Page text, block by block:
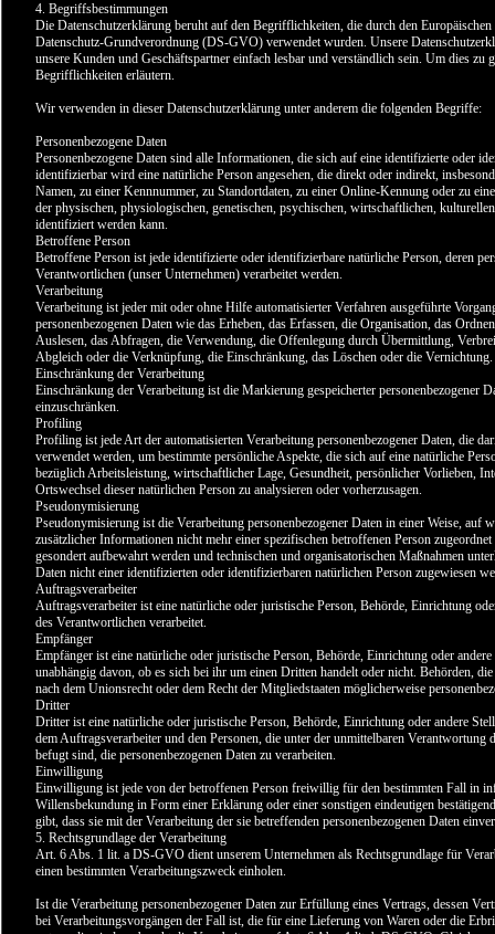
4. Begriffsbestimmungen
Die Datenschutzerklärung beruht auf den Begrifflichkeiten, die durch den
Datenschutz-Grundverordnung (DS-GVO) verwendet wurden. Unsere
unsere Kunden und Geschäftspartner einfach lesbar und verständlich sein. Um dies zu
Begrifflichkeiten erläutern.
Wir verwenden in dieser Datenschutzerklärung unter anderem die folgenden Begriffe:
Personenbezogene Daten
Personenbezogene Daten sind alle Informationen, die sich auf eine identifizierte oder
identifizierbar wird eine natürliche Person angesehen, die direkt oder indirekt,
Namen, zu einer Kennnummer, zu Standortdaten, zu einer Online-Kennung oder zu
der physischen, physiologischen, genetischen, psychischen, wirtschaftlichen,
identifiziert werden kann.
Betroffene Person
Betroffene Person ist jede identifizierte oder identifizierbare natürliche Person, deren
Verantwortlichen (unser Unternehmen) verarbeitet werden.
Verarbeitung
Verarbeitung ist jeder mit oder ohne Hilfe automatisierter Verfahren ausgeführte
personenbezogenen Daten wie das Erheben, das Erfassen, die Organisation, das
Auslesen, das Abfragen, die Verwendung, die Offenlegung durch Übermittlung,
Abgleich oder die Verknüpfung, die Einschränkung, das Löschen oder die Vernichtung.
Einschränkung der Verarbeitung
Einschränkung der Verarbeitung ist die Markierung gespeicherter personenbezogener
einzuschränken.
Profiling
Profiling ist jede Art der automatisierten Verarbeitung personenbezogener Daten, die
verwendet werden, um bestimmte persönliche Aspekte, die sich auf eine natürliche
bezüglich Arbeitsleistung, wirtschaftlicher Lage, Gesundheit, persönlicher Vorlieben,
Ortswechsel dieser natürlichen Person zu analysieren oder vorherzusagen.
Pseudonymisierung
Pseudonymisierung ist die Verarbeitung personenbezogener Daten in einer Weise, auf
zusätzlicher Informationen nicht mehr einer spezifischen betroffenen Person
gesondert aufbewahrt werden und technischen und organisatorischen Maßnahmen
Daten nicht einer identifizierten oder identifizierbaren natürlichen Person zugewiesen
Auftragsverarbeiter
Auftragsverarbeiter ist eine natürliche oder juristische Person, Behörde, Einrichtung
des Verantwortlichen verarbeitet.
Empfänger
Empfänger ist eine natürliche oder juristische Person, Behörde, Einrichtung oder
unabhängig davon, ob es sich bei ihr um einen Dritten handelt oder nicht. Behörden,
nach dem Unionsrecht oder dem Recht der Mitgliedstaaten möglicherweise
Dritter
Dritter ist eine natürliche oder juristische Person, Behörde, Einrichtung oder andere
dem Auftragsverarbeiter und den Personen, die unter der unmittelbaren
befugt sind, die personenbezogenen Daten zu verarbeiten.
Einwilligung
Einwilligung ist jede von der betroffenen Person freiwillig für den bestimmten Fall in
Willensbekundung in Form einer Erklärung oder einer sonstigen eindeutigen
gibt, dass sie mit der Verarbeitung der sie betreffenden personenbezogenen Daten
5. Rechtsgrundlage der Verarbeitung
Art. 6 Abs. 1 lit. a DS-GVO dient unserem Unternehmen als Rechtsgrundlage für
einen bestimmten Verarbeitungszweck einholen.
Ist die Verarbeitung personenbezogener Daten zur Erfüllung eines Vertrags, dessen
bei Verarbeitungsvorgängen der Fall ist, die für eine Lieferung von Waren oder die